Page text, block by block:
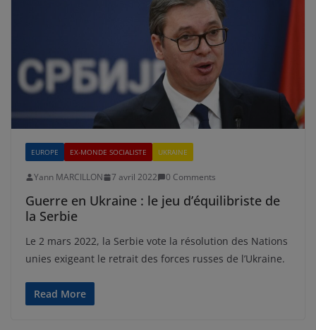
EUROPE EX-MONDE SOCIALISTE UKRAINE
Yann MARCILLON 7 avril 2022 0 Comments
Guerre en Ukraine : le jeu d’équilibriste de
la Serbie
Le 2 mars 2022, la Serbie vote la résolution des Nations
unies exigeant le retrait des forces russes de l’Ukraine.
Read More